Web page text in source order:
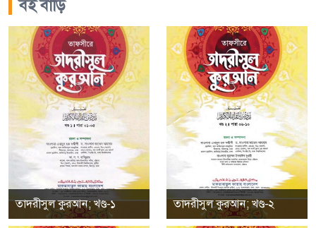
বই বাড়ি
তাদরীসুল কুরআন; খণ্ড-১ তাদরীসুল কুরআন; খণ্ড-২